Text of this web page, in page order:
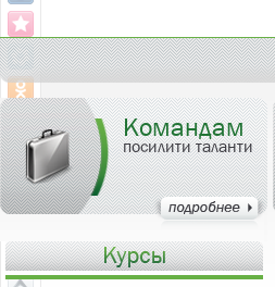
Командам
посилити таланти